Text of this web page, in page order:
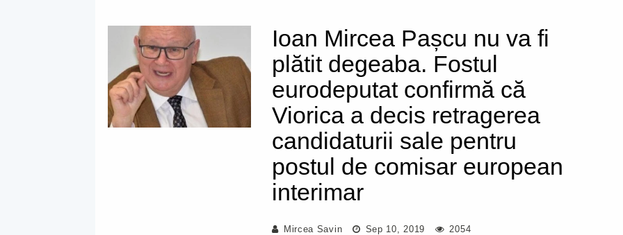
Ioan Mircea Pașcu nu va fi
plătit degeaba. Fostul
eurodeputat confirmă că
Viorica a decis retragerea
candidaturii sale pentru
postul de comisar european
interimar
Mircea Savin Sep 10, 2019 2054